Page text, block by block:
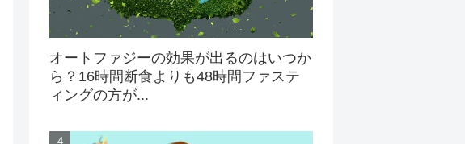
オートファジーの効果が出るのはいつか
ら？16時間断食よりも48時間ファステ
ィングの方が...